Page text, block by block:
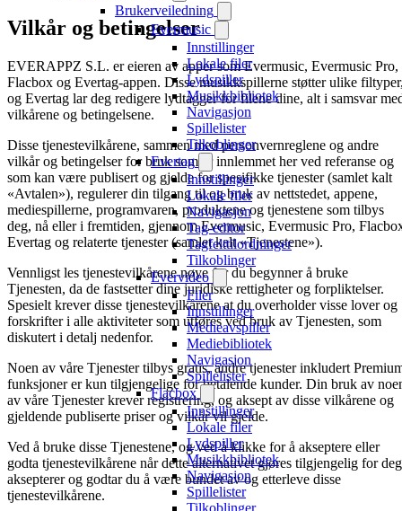
Brukerveiledning
Evermusic
Innstillinger
Lokale filer
Lydspiller
Musikkbibliotek
Navigasjon
Spillelister
Tilkoblinger
Evertag
Innstillinger
Lokale filer
Navigasjon
Tag-editor
Tagfelttilordninger
Tilkoblinger
Evervideo
Filer
Innstillinger
Medieavspiller
Mediebibliotek
Navigasjon
Spillelister
Flacbox
Innstillinger
Lokale filer
Lydspiller
Musikkbibliotek
Navigasjon
Spillelister
Tilkoblinger
Vilkår og betingelser
EVERAPPZ S.L. er eieren av apper som Evermusic, Evermusic Pro,
Flacbox og Evertag-appen. Disse musikkspillerne støtter ulike
og Evertag lar deg redigere lydtagger for filene dine, alt i samsvar
vilkårene og betingelsene.
Disse tjenestevilkårene, sammen med personvernreglene og andre
vilkår og betingelser for bruk som er innlemmet her ved referanse og
som kan være publisert og gjelde for spesifikke tjenester (samlet kalt
«Avtalen»), regulerer din tilgang til og bruk av nettstedet, appene,
mediespillerne, programvaren, produktene og tjenestene som tilbys
deg, nå eller i fremtiden, gjennom Evermusic, Evermusic Pro,
Evertag og relaterte tjenester (samlet kalt «Tjenestene»).
Vennligst les tjenestevilkårene nøye før du begynner å bruke
Tjenesten, da de fastsetter dine juridiske rettigheter og forpliktelser.
Spesielt krever disse tjenestevilkårene at du overholder visse lover og
forskrifter i alle aktiviteter som utføres ved bruk av Tjenesten, som
diskutert i detalj nedenfor.
Noen av våre Tjenester tilbys gratis, andre tjenester inkludert
funksjoner er kun tilgjengelige for betalende kunder. Din bruk av
av våre Tjenester krever registrering, og aksept av disse vilkårene og
gjeldende publiserte priser og vilkår vil gjelde.
Ved å bruke disse Tjenestene, og ved å klikke for å akseptere eller
godta tjenestevilkårene når dette alternativet gjøres tilgjengelig for
aksepterer og godtar du å være bundet av og etterleve disse
tjenestevilkårene.